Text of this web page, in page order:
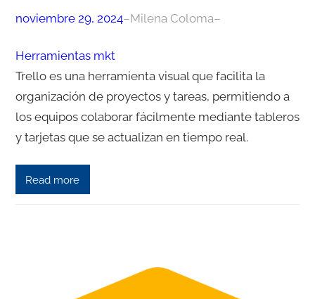
noviembre 29, 2024–Milena Coloma–
Herramientas mkt
Trello es una herramienta visual que facilita la
organización de proyectos y tareas, permitiendo a
los equipos colaborar fácilmente mediante tableros
y tarjetas que se actualizan en tiempo real.
Read more